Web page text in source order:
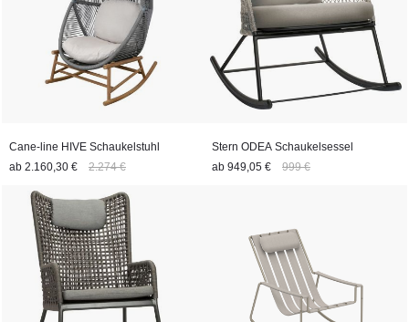
Cane-line HIVE Schaukelstuhl
ab 2.160,30 € 2.274 €
Stern ODEA Schaukelsessel
ab 949,05 € 999 €